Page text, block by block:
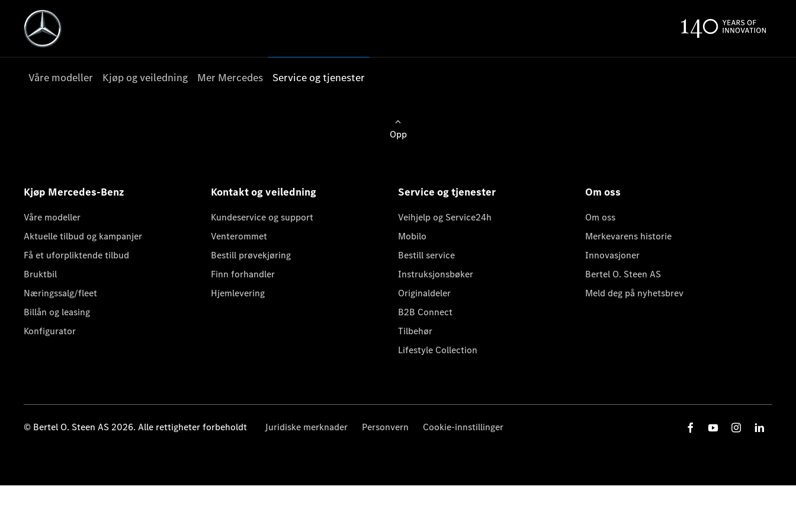
Våre modeller Kjøp og veiledning Mer Mercedes Service og tjenester
Opp
Kjøp Mercedes-Benz
Våre modeller
Aktuelle tilbud og kampanjer
Få et uforpliktende tilbud
Bruktbil
Næringssalg/fleet
Billån og leasing
Konfigurator
Kontakt og veiledning
Kundeservice og support
Venterommet
Bestill prøvekjøring
Finn forhandler
Hjemlevering
Service og tjenester
Veihjelp og Service24h
Mobilo
Bestill service
Instruksjonsbøker
Originaldeler
B2B Connect
Tilbehør
Lifestyle Collection
Om oss
Om oss
Merkevarens historie
Innovasjoner
Bertel O. Steen AS
Meld deg på nyhetsbrev
© Bertel O. Steen AS 2026. Alle rettigheter forbeholdt Juridiske merknader Personvern Cookie-innstillinger